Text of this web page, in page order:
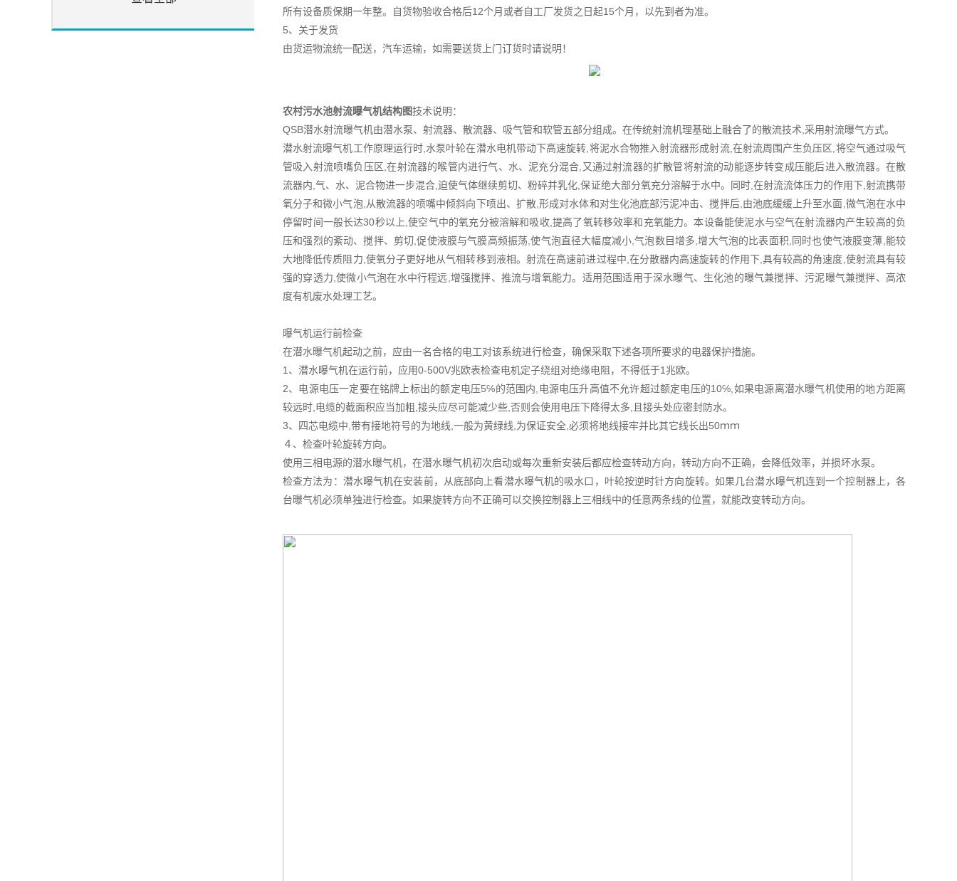
所有设备质保期一年整。自货物验收合格后12个月或者自工厂发货之日起15个月，以先到者为准。
5、关于发货
由货运物流统一配送，汽车运输，如需要送货上门订货时请说明！
农村污水池射流曝气机结构图技术说明：
QSB潜水射流曝气机由潜水泵、射流器、散流器、吸气管和软管五部分组成。在传统射流机理基础上融合了的散流技术,采用射流曝气方式。
潜水射流曝气机工作原理运行时,水泵叶轮在潜水电机带动下高速旋转,将泥水合物推入射流器形成射流,在射流周围产生负压区,将空气通过吸气
管吸入射流喷嘴负压区,在射流器的喉管内进行气、水、泥充分混合,又通过射流器的扩散管将射流的动能逐步转变成压能后进入散流器。在散
流器内,气、水、泥合物进一步混合,迫使气体继续剪切、粉碎并乳化,保证绝大部分氧充分溶解于水中。同时,在射流流体压力的作用下,射流携带
氧分子和微小气泡,从散流器的喷嘴中倾斜向下喷出、扩散,形成对水体和对生化池底部污泥冲击、搅拌后,由池底缓缓上升至水面,微气泡在水中
停留时间一般长达30秒以上,使空气中的氧充分被溶解和吸收,提高了氧转移效率和充氧能力。本设备能使泥水与空气在射流器内产生较高的负
压和强烈的紊动、搅拌、剪切,促使液膜与气膜高频振荡,使气泡直径大幅度减小,气泡数目增多,增大气泡的比表面积,同时也使气液膜变薄,能较
大地降低传质阻力,使氧分子更好地从气相转移到液相。射流在高速前进过程中,在分散器内高速旋转的作用下,具有较高的角速度,使射流具有较
强的穿透力,使微小气泡在水中行程远,增强搅拌、推流与增氧能力。适用范围适用于深水曝气、生化池的曝气兼搅拌、污泥曝气兼搅拌、高浓
度有机废水处理工艺。
曝气机运行前检查
在潜水曝气机起动之前，应由一名合格的电工对该系统进行检查，确保采取下述各项所要求的电器保护措施。
1、潜水曝气机在运行前，应用0-500V兆欧表检查电机定子绕组对绝缘电阻，不得低于1兆欧。
2、电源电压一定要在铭牌上标出的额定电压5℅的范围内,电源电压升高值不允许超过额定电压的10℅,如果电源离潜水曝气机使用的地方距离
较远时,电缆的截面积应当加粗,接头应尽可能减少些,否则会使用电压下降得太多,且接头处应密封防水。
3、四芯电缆中,带有接地符号的为地线,一般为黄绿线,为保证安全,必须将地线接牢并比其它线长出50ｍｍ
４、检查叶轮旋转方向。
使用三相电源的潜水曝气机，在潜水曝气机初次启动或每次重新安装后都应检查转动方向，转动方向不正确，会降低效率，并损坏水泵。
检查方法为：潜水曝气机在安装前，从底部向上看潜水曝气机的吸水口，叶轮按逆时针方向旋转。如果几台潜水曝气机连到一个控制器上，各
台曝气机必须单独进行检查。如果旋转方向不正确可以交换控制器上三相线中的任意两条线的位置，就能改变转动方向。